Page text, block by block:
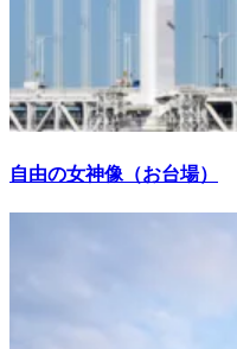
自由の女神像（お台場）